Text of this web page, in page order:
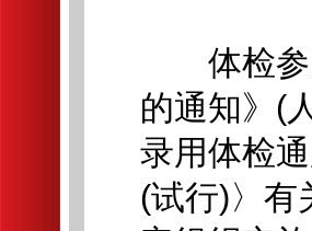
体检参
的通知》(
录用体检
(试行)〉有